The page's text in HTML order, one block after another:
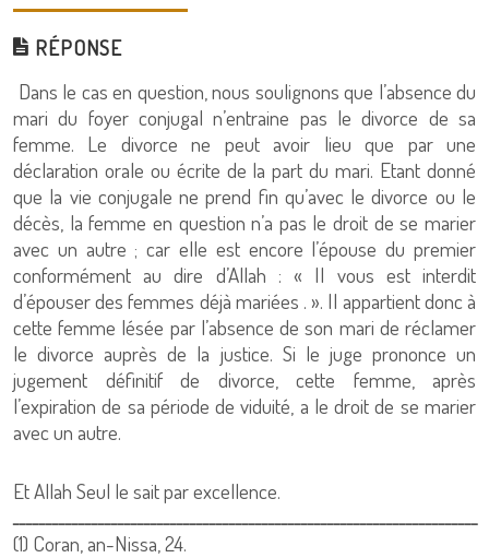
RÉPONSE
Dans le cas en question, nous soulignons que l’absence du
mari du foyer conjugal n’entraine pas le divorce de sa
femme. Le divorce ne peut avoir lieu que par une
déclaration orale ou écrite de la part du mari. Etant donné
que la vie conjugale ne prend fin qu’avec le divorce ou le
décès, la femme en question n’a pas le droit de se marier
avec un autre ; car elle est encore l’épouse du premier
conformément au dire d’Allah : « Il vous est interdit
d’épouser des femmes déjà mariées . ». Il appartient donc à
cette femme lésée par l’absence de son mari de réclamer
le divorce auprès de la justice. Si le juge prononce un
jugement définitif de divorce, cette femme, après
l’expiration de sa période de viduité, a le droit de se marier
avec un autre.
Et Allah Seul le sait par excellence.
ـــــــــــــــــــــــــــــــــــــــــــــــــــــــــــــــــــــــ
(1) Coran, an-Nissa, 24.